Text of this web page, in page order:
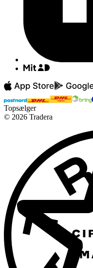
Topsælger
© 2026 Tradera